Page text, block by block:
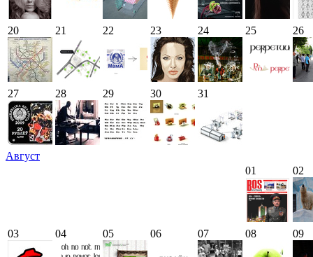
20 21 22 23 24 25 26
27 28 29 30 31
Август
01
02
03 04 05 06 07 08 09